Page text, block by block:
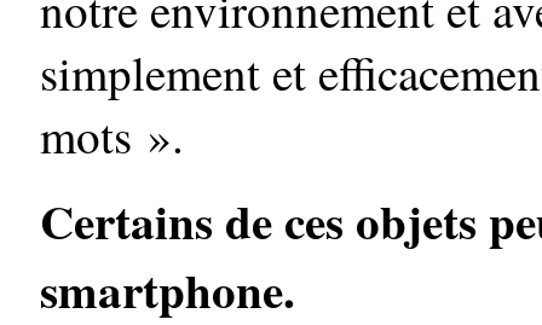
simplement et
mots ».
Certains de ces objets
smartphone.